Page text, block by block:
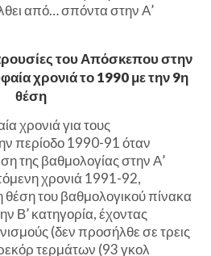
από… σπόντα στην Α’
του Απόσκεπου στην
χρονιά το 1990 με την 9η
θέση
χρονιά για τους
περίοδο 1990-91 όταν
της βαθμολογίας στην Α’
χρονιά 1991-92,
του βαθμολογικού πίνακα
Β’ κατηγορία, έχοντας
(δεν προσήλθε σε τρεις
τερμάτων (93 γκολ